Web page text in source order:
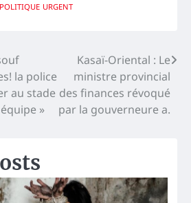
POLITIQUE URGENT
la police
au stade
»
Kasaï-Oriental : Le
ministre provincial
des finances révoqué
par la gouverneure a.